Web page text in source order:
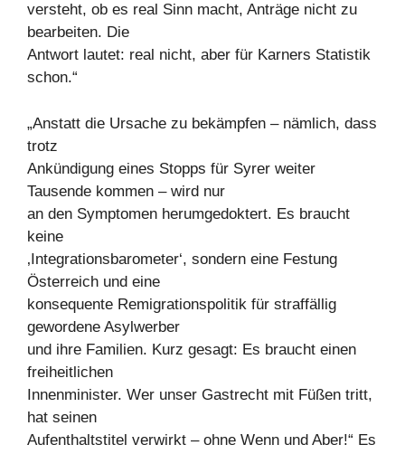
versteht, ob es real Sinn macht, Anträge nicht zu
bearbeiten. Die
Antwort lautet: real nicht, aber für Karners Statistik
schon.“
„Anstatt die Ursache zu bekämpfen – nämlich, dass
trotz
Ankündigung eines Stopps für Syrer weiter
Tausende kommen – wird nur
an den Symptomen herumgedoktert. Es braucht
keine
‚Integrationsbarometer‘, sondern eine Festung
Österreich und eine
konsequente Remigrationspolitik für straffällig
gewordene Asylwerber
und ihre Familien. Kurz gesagt: Es braucht einen
freiheitlichen
Innenminister. Wer unser Gastrecht mit Füßen tritt,
hat seinen
Aufenthaltstitel verwirkt – ohne Wenn und Aber!“ Es